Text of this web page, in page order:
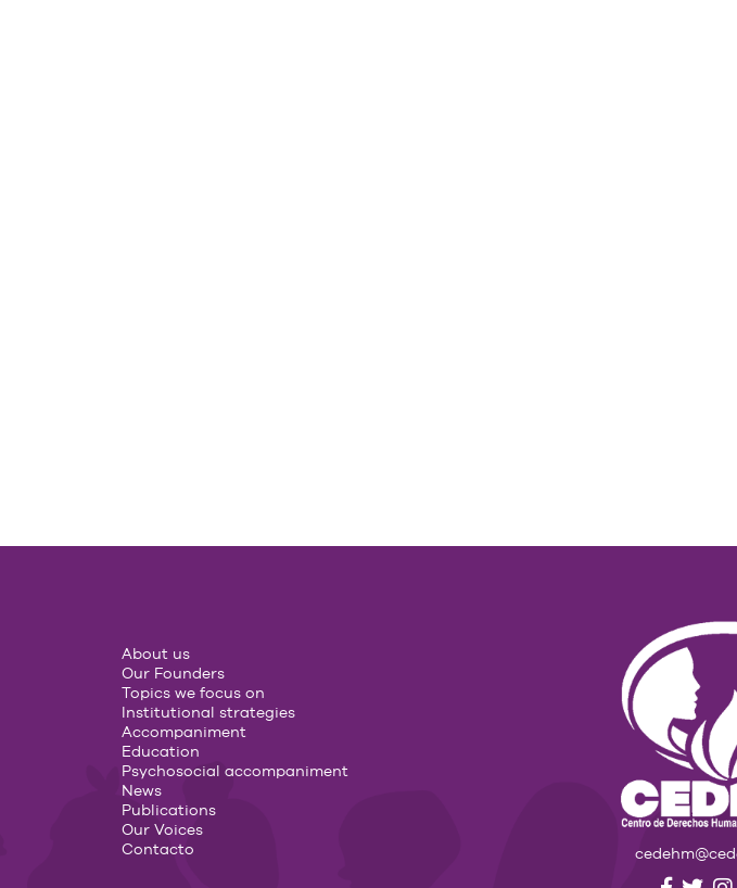
About us
Our Founders
Topics we focus on
Institutional strategies
Accompaniment
Education
Psychosocial accompaniment
News
Publications
Our Voices
Contacto